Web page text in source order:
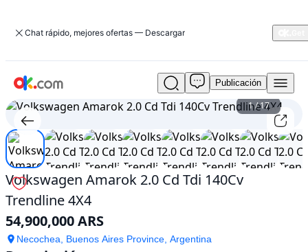
Chat rápido, mejores ofertas — Descargar
Usado
Volkswagen
Amarok
2.0
Cd
Tdi
140Cv
Trendline
4X4
venta
54,900,000
Publicación
1/17
Volkswagen Amarok 2.0 Cd Tdi 140Cv
Trendline 4X4
54,900,000 ARS
Necochea, Buenos Aires Province, Argentina